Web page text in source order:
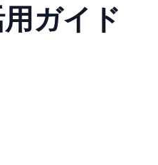
ガイド